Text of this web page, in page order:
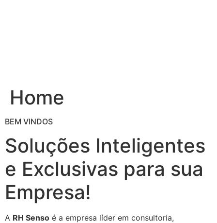
Home
BEM VINDOS
Soluções Inteligentes
e Exclusivas para sua
Empresa!
A RH Senso é a empresa líder em consultoria,